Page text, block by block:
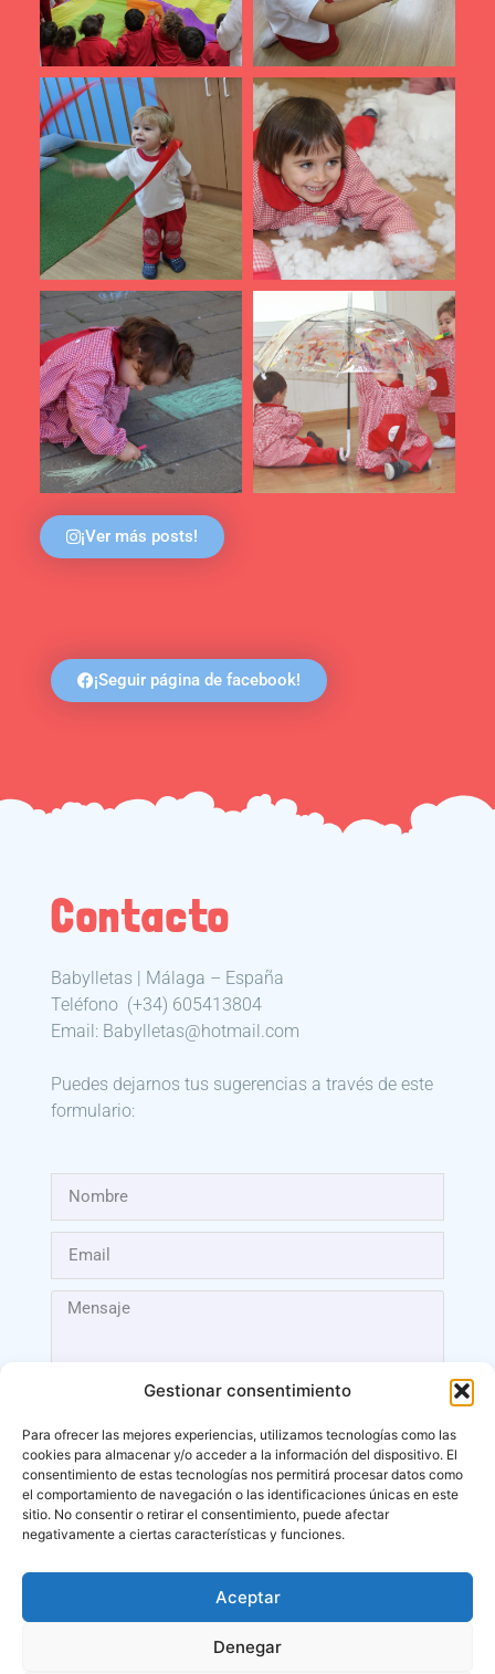
Gestionar consentimiento
Para ofrecer las mejores experiencias, utilizamos tecnologías como las
cookies para almacenar y/o acceder a la información del dispositivo. El
consentimiento de estas tecnologías nos permitirá procesar datos como
el comportamiento de navegación o las identificaciones únicas en este
sitio. No consentir o retirar el consentimiento, puede afectar
negativamente a ciertas características y funciones.
Aceptar
Denegar
¡Ver más posts!
¡Seguir página de facebook!
Contacto
Babylletas | Málaga – España
Teléfono (+34) 605413804
Email: Babylletas@hotmail.com
Puedes dejarnos tus sugerencias a través de este
formulario:
Enviar
Málaga